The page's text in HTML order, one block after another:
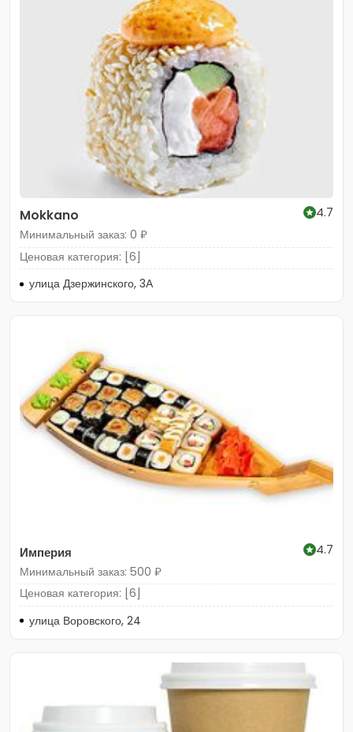
Mokkano
4.7
Минимальный заказ: 0 ₽
Ценовая категория: [6]
улица Дзержинского, 3А
Империя
4.7
Минимальный заказ: 500 ₽
Ценовая категория: [6]
улица Воровского, 24